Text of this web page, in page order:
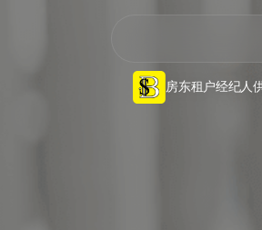
房东租户经纪人